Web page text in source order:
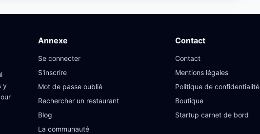
y
Annexe
Se connecter
S'inscrire
Mot de passe oublié
Rechercher un restaurant
Blog
La communauté
Contact
Contact
Mentions légales
Politique de confidentialité
Boutique
Startup carnet de bord